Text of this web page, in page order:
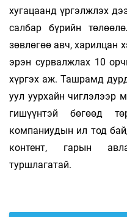
хугацаанд үргэлжлэх
салбар бүрийн
зөвлөгөө авч, харилцан
эрэн сурвалжлах 10
хүргэх аж. Ташрамд
уул уурхайн чиглэлээр
гишүүнтэй бөгөөд
компаниудын ил тод
контент, гарын
туршлагатай.